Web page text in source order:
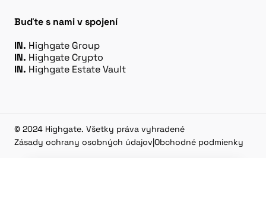
Buďte s nami v spojení
IN. Highgate Group
IN. Highgate Crypto
IN. Highgate Estate Vault
© 2024 Highgate. Všetky práva vyhradené
Zásady ochrany osobných údajov Obchodné podmienky